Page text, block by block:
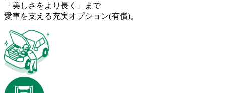
「美しさをより長く」まで
愛車を支える充実オプション(有償)。